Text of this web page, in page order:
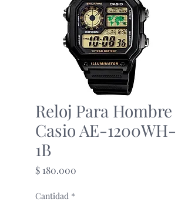
Reloj Para Hombre
Casio AE-1200WH-
1B
$ 180.000
Cantidad *